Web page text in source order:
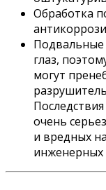
Обработка
глаз,
могут
очень
и вредных
инженерных